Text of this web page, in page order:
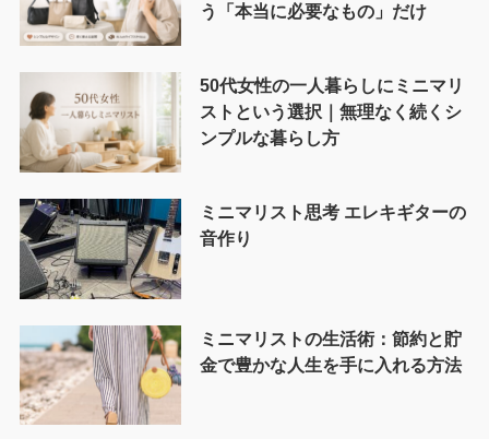
う「本当に必要なもの」だけ
50代女性の一人暮らしにミニマリ
ストという選択｜無理なく続くシ
ンプルな暮らし方
ミニマリスト思考 エレキギターの
音作り
ミニマリストの生活術：節約と貯
金で豊かな人生を手に入れる方法